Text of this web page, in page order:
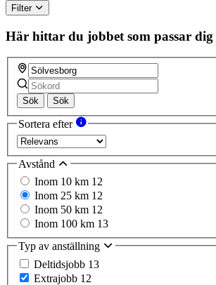
Filter
Här hittar du jobbet som passar dig
Sök Sök
Sortera efter
Avstånd
Inom 10 km 12
Inom 25 km 12
Inom 50 km 12
Inom 100 km 13
Typ av anställning
Deltidsjobb 13
Extrajobb 12